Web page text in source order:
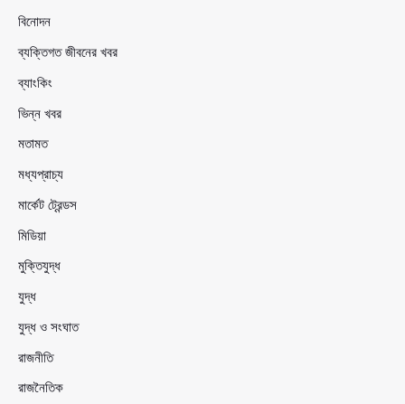
বিনোদন
ব্যক্তিগত জীবনের খবর
ব্যাংকিং
ভিন্ন খবর
মতামত
মধ্যপ্রাচ্য
মার্কেট ট্রেন্ডস
মিডিয়া
মুক্তিযুদ্ধ
যুদ্ধ
যুদ্ধ ও সংঘাত
রাজনীতি
রাজনৈতিক